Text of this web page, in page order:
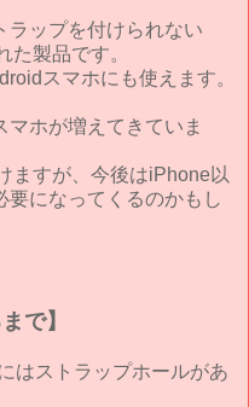
ラップを付けられない
た製品です。
スマホにも使えます。
ホが増えてきていま
ますが、今後はiPhone以
要になってくるのかもし
で】
はストラップホールがあ